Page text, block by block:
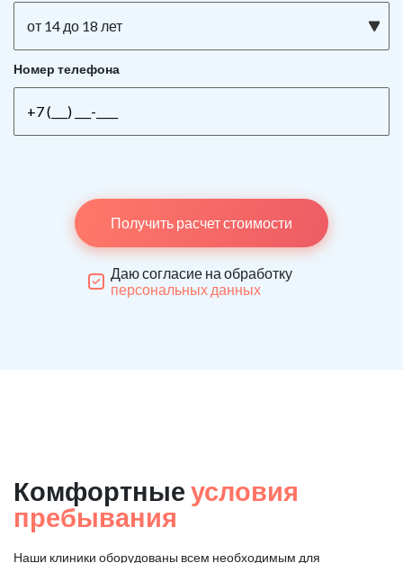
от 14 до 18 лет
Номер телефона
Получить расчет стоимости
Даю согласие на обработку
персональных данных
Комфортные условия
пребывания
Наши клиники оборудованы всем необходимым для